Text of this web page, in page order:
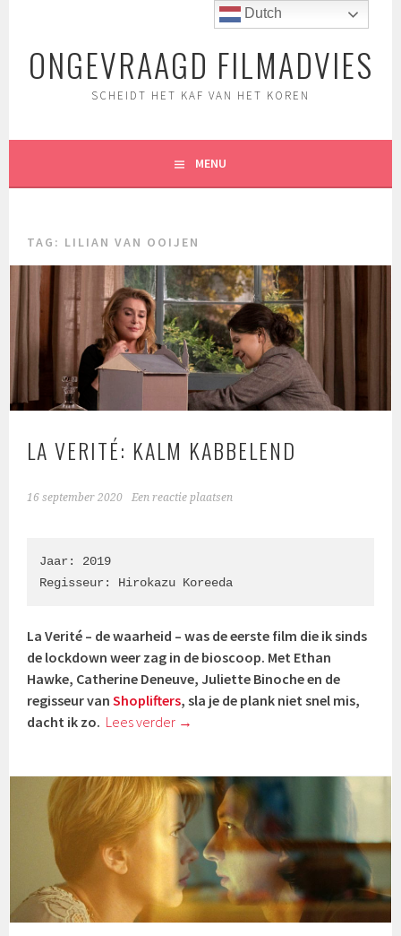
inhoudONGEVRAAGD FILMADVIES
SCHEIDT HET KAF VAN HET KOREN
MENU
TAG: LILIAN VAN OOIJEN
LA VERITÉ: KALM KABBELEND
16 september 2020 Een reactie plaatsen
Jaar: 2019
Regisseur: Hirokazu Koreeda
La Verité – de waarheid – was de eerste film die ik sinds
de lockdown weer zag in de bioscoop. Met Ethan
Hawke, Catherine Deneuve, Juliette Binoche en de
regisseur vanShoplifters, sla je de plank niet snel mis,
dacht ik zo. Lees verder →
Dutch